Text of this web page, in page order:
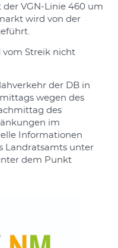
der VGN-Linie 460 um
wird von der
vom Streik nicht
der DB in
wegen des
des
im
Informationen
Landratsamts unter
dem Punkt